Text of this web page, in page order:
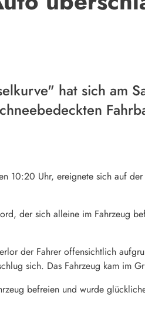
hat sich am
10:20 Uhr, ereignete sich auf
der sich alleine im Fahrzeug
der Fahrer offensichtlich
sich. Das Fahrzeug kam im
befreien und wurde